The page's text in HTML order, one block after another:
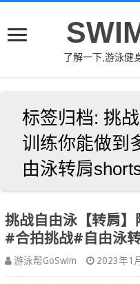
了解一下,游泳健
标签归档:挑
训练你能做到
由泳转肩
挑战自由泳【转肩
#合拍挑战#自由泳
游泳帮GoSwim 2023年1